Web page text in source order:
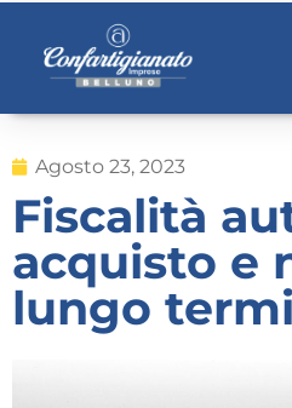
Agosto 23, 2023
Fiscalità
acquisto e
lungo